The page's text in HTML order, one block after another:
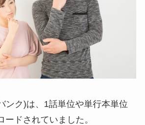
ンク)は、1話単位や単行本単位
ードされていました。